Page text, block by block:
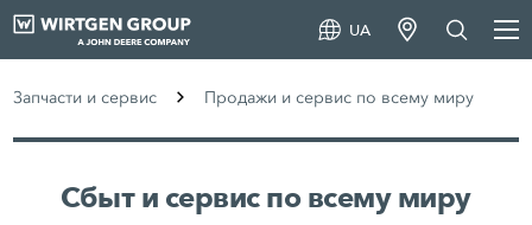
UA
Запчасти и сервис Продажи и сервис по всему миру
Сбыт и сервис по всему миру